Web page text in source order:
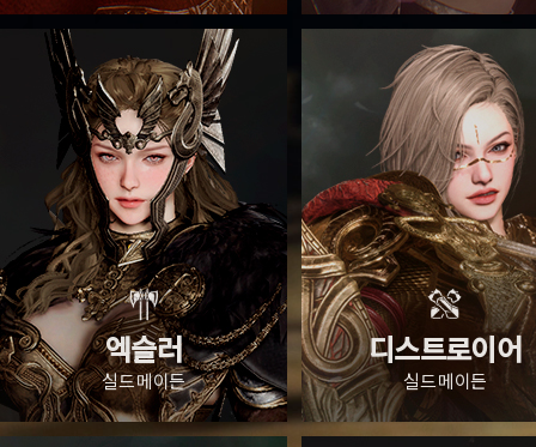
엑슬러
실드 메이든
디스트로이어
실드 메이든
아크 메이지
다크 위저드
인챈트리스
아크 메이지
다크 위저드
인챈트리스
아크 메이지 다크 위저드
인챈트리스
아크 메이지 다크 위저드 인챈트리스
발키리
액슬러
디스트로이어
발키리
액슬러
디스트로이어
발키리 액슬러
디스트로이어
디펜더
버서커
썬더 브링어
디펜더
버서커
썬더 브링어
디펜더 버서커
썬더 브링어
스나이퍼
어쌔신
헌트리스
스나이퍼
어쌔신
헌트리스
스나이퍼 어쌔신
헌트리스
세인트
팔라딘
바드
세인트
팔라딘
바드
세인트 팔라딘
바드
세인트 팔라딘 바드
디펜더 버서커 썬더 브링어